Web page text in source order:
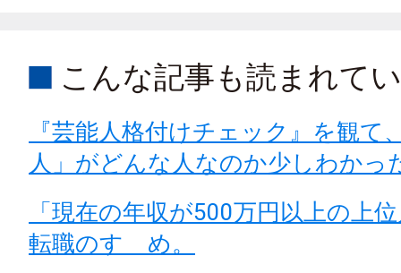
こんな記事も読まれて
『芸能人格付けチェック』を観て
人」がどんな人なのか少しわかっ
「現在の年収が500万円以上の上
転職のすゝめ。